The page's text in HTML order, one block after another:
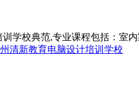
学校典范,专业课程包括：室
清新教育电脑设计培训学校